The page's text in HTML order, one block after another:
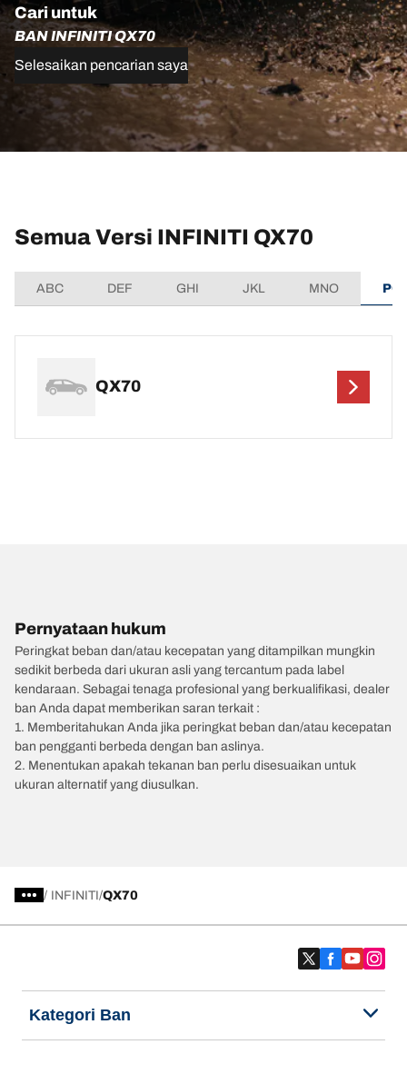
Cari untuk
BAN INFINITI QX70
Selesaikan pencarian saya
Semua Versi INFINITI QX70
ABC DEF GHI JKL MNO
QX70
Pernyataan hukum
Peringkat beban dan/atau kecepatan yang ditampilkan mungkin
sedikit berbeda dari ukuran asli yang tercantum pada label
kendaraan. Sebagai tenaga profesional yang berkualifikasi, dealer
ban Anda dapat memberikan saran terkait :
1. Memberitahukan Anda jika peringkat beban dan/atau kecepatan
ban pengganti berbeda dengan ban aslinya.
2. Menentukan apakah tekanan ban perlu disesuaikan untuk
ukuran alternatif yang diusulkan.
/ INFINITI QX70
Kategori Ban